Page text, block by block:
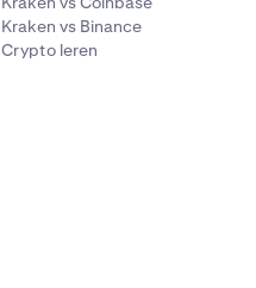
Kraken vs Binance
Crypto leren